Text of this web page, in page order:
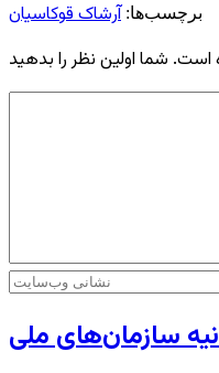
برچسب‌ها:آرشاک قوکاسیان
سازمان‌های ملی